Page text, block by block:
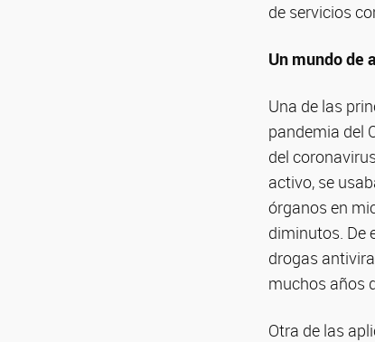
de servicios
Un mundo de
Una de las
pandemia del
del
activo, se
órganos en
diminutos. De
drogas
muchos años
Otra de las